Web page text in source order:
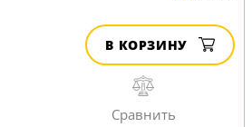
В КОРЗИНУ